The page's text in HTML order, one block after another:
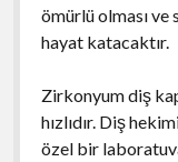
ömürlü olması ve
hayat katacaktır.
Zirkonyum diş
hızlıdır. Diş
özel bir